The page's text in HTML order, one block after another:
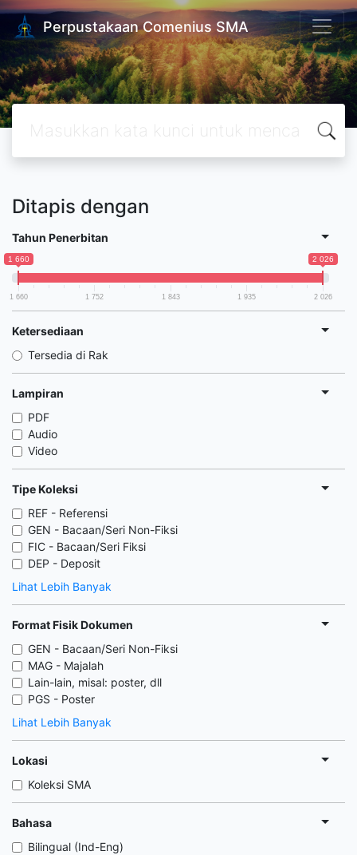
Perpustakaan Comenius SMA
Ditapis dengan
Tahun Penerbitan
1 660 2 026
1 660 1 752 1 843 1 935 2 026
Ketersediaan
Tersedia di Rak
Lampiran
PDF
Audio
Video
Tipe Koleksi
REF - Referensi
GEN - Bacaan/Seri Non-Fiksi
FIC - Bacaan/Seri Fiksi
DEP - Deposit
Lihat Lebih Banyak
Format Fisik Dokumen
GEN - Bacaan/Seri Non-Fiksi
MAG - Majalah
Lain-lain, misal: poster, dll
PGS - Poster
Lihat Lebih Banyak
Lokasi
Koleksi SMA
Bahasa
Bilingual (Ind-Eng)